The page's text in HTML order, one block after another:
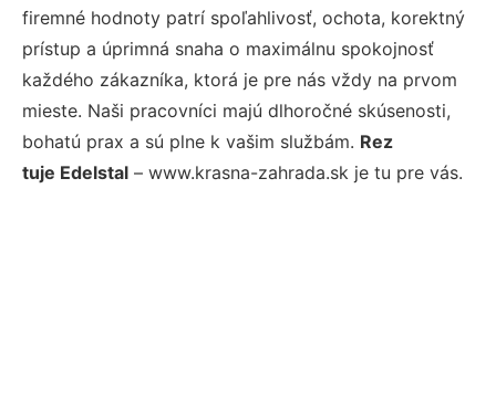
firemné hodnoty patrí spoľahlivosť, ochota, korektný
prístup a úprimná snaha o maximálnu spokojnosť
každého zákazníka, ktorá je pre nás vždy na prvom
mieste. Naši pracovníci majú dlhoročné skúsenosti,
bohatú prax a sú plne k vašim službám. Rez
tuje Edelstal – www.krasna-zahrada.sk je tu pre vás.